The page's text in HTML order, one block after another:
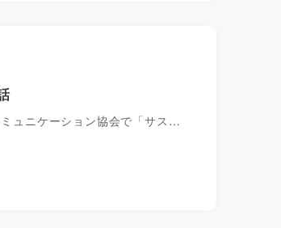
ュニケーション協会で「サス…